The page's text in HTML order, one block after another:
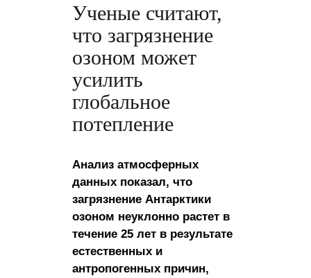
Ученые считают,
что загрязнение
озоном может
усилить
глобальное
потепление
Анализ атмосферных
данных показал, что
загрязнение Антарктики
озоном неуклонно растет в
течение 25 лет в результате
естественных и
антропогенных причин,